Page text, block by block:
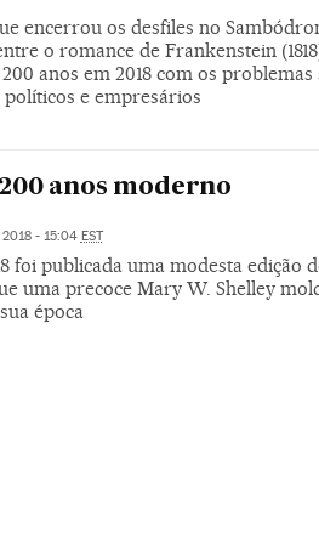
encerrou os desfiles no
o romance de Frankenstein
anos em 2018 com os problemas
e empresários
anos moderno
2018 - 15:04 EST
foi publicada uma modesta edição
uma precoce Mary W. Shelley
época